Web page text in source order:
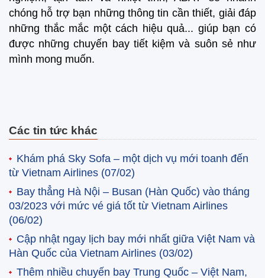
chóng hỗ trợ bạn những thông tin cần thiết, giải đáp
những thắc mắc một cách hiệu quả... giúp bạn có
được những chuyến bay tiết kiệm và suôn sẻ như
mình mong muốn.
Các tin tức khác
Khám phá Sky Sofa – một dịch vụ mới toanh đến
từ Vietnam Airlines (07/02)
Bay thẳng Hà Nội – Busan (Hàn Quốc) vào tháng
03/2023 với mức vé giá tốt từ Vietnam Airlines
(06/02)
Cập nhật ngay lịch bay mới nhất giữa Việt Nam và
Hàn Quốc của Vietnam Airlines (03/02)
Thêm nhiều chuyến bay Trung Quốc – Việt Nam,